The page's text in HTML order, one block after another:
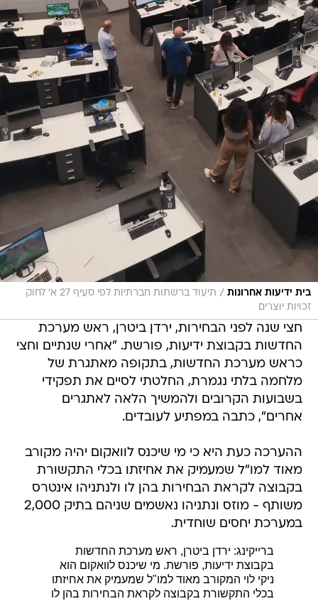
בית ידיעות אחרונות /
תיעוד ברשתות חברתיות לפי סעיף 27 א' לחוק
זכויות יוצרים
חצי שנה לפני הבחירות, ירדן ביטרן, ראש מערכת
החדשות בקבוצת ידיעות, פורשת. "אחרי שנתיים וחצי
כראש מערכת החדשות, בתקופה מאתגרת של
מלחמה בלתי נגמרת, החלטתי לסיים את תפקידי
בשבועות הקרובים ולהמשיך הלאה לאתגרים
אחרים", כתבה במפתיע לעובדים.
ההערכה כעת היא כי מי שיכנס לוואקום יהיה מקורב
מאוד למו"ל שמעמיק את אחיזתו בכלי התקשורת
בקבוצה לקראת הבחירות בהן לו ולנתניהו אינטרס
משותף - מוזס ונתניהו נאשמים שניהם בתיק 2,000
במערכת יחסים שוחדית.
ברייקינג: ירדן ביטרן, ראש מערכת החדשות
בקבוצת ידיעות, פורשת. מי שיכנס לוואקום הוא
ניקי לוי המקורב מאוד למו"ל שמעמיק את אחיזתו
בכלי התקשורת בקבוצה לקראת הבחירות בהן לו